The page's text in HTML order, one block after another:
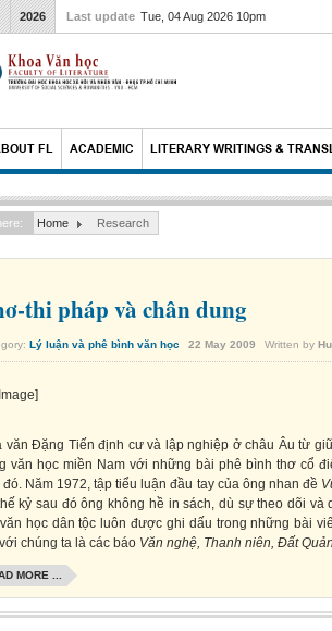
2026 Last update Tue, 04 Aug 2026 10pm
FL ACADEMIC LITERARY WRITINGS &
Home Research
thi pháp và chân dung
Lý luận và phê bình văn học 22 May 2009 Written by
văn Đặng Tiến định cư và lập nghiệp ở châu Âu từ
văn học miền Nam với những bài phê bình thơ cổ
Năm 1972, tập tiểu luận đầu tay của ông nhan đề
kỷ sau đó ông không hề in sách, dù sự theo dõi
học dân tộc luôn được ghi dấu trong những bài
chúng ta là các báo Văn nghệ, Thanh niên, Đất
MORE ...